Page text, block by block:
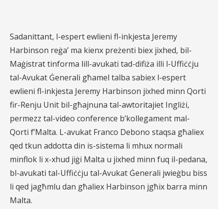
Sadanittant, l-espert ewlieni fl-inkjesta Jeremy
Harbinson reġa’ ma kienx preżenti biex jixhed, bil-
Maġistrat tinforma lill-avukati tad-difiża illi l-Uffiċċju
tal-Avukat Ġenerali għamel talba sabiex l-espert
ewlieni fl-inkjesta Jeremy Harbinson jixhed minn Qorti
fir-Renju Unit bil-għajnuna tal-awtoritajiet Ingliżi,
permezz tal-video conference b’kollegament mal-
Qorti f’Malta. L-avukat Franco Debono staqsa għaliex
qed tkun addotta din is-sistema li mhux normali
minflok li x-xhud jiġi Malta u jixhed minn fuq il-pedana,
bl-avukati tal-Uffiċċju tal-Avukat Ġenerali jwieġbu biss
li qed jagħmlu dan għaliex Harbinson jgħix barra minn
Malta.